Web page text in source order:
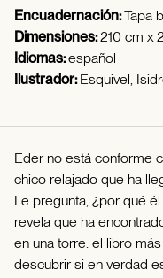
Encuadernación:Tapa
Dimensiones:210 cm x
Idiomas:español
Ilustrador:Esquivel,
Eder no está conforme
chico relajado que ha
Le pregunta, ¿por qué
revela que ha
en una torre: el libro
descubrir si en verdad